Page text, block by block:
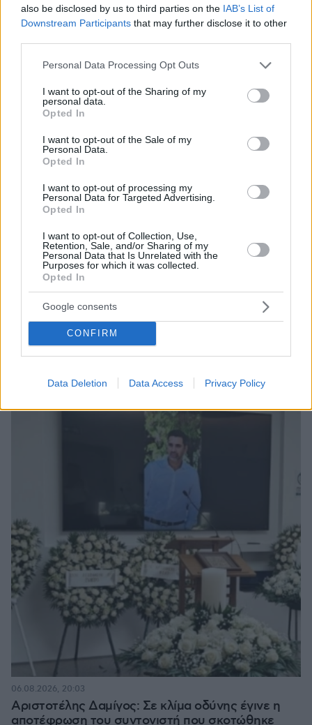
also be disclosed by us to third parties on the IAB’s List of
Downstream Participants that may further disclose it to other
Please note that this website/app uses one or more Google
not limited to your visit or usage behaviour. You may click to
grant or deny consent to Google and its third-party tags to
use your data for below specified purposes in below Google
consent section.
Personal Data Processing Opt Outs
I want to opt-out of the Sharing of my
personal data.
Opted In
I want to opt-out of the Sale of my
Personal Data.
Opted In
I want to opt-out of processing my
Personal Data for Targeted Advertising.
Opted In
I want to opt-out of Collection, Use,
Retention, Sale, and/or Sharing of my
Personal Data that Is Unrelated with the
Purposes for which it was collected.
Opted In
Google consents
CONFIRM
Data Deletion Data Access Privacy Policy
Γιώργος Παράσχος: Χαμογελαστός, δίνει τη μάχη
του με τον καρκίνο, μπήκε στο νοσοκομείο για νέα
θεραπεία
06.08.2026, 18:00
Αριστοτέλης Δαμίγος: Σε κλίμα οδύνης έγινε η
αποτέφρωση του συντονιστή που σκοτώθηκε
06.08.2026, 20:03